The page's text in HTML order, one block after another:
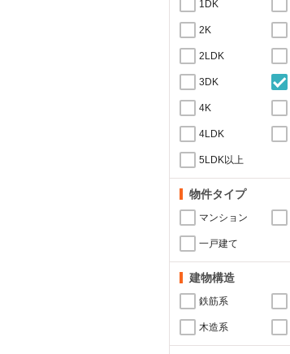
1DK
2K
2LDK
3DK
4K
4LDK
5LDK以上
物件タイプ
マンション
一戸建て
建物構造
鉄筋系
木造系